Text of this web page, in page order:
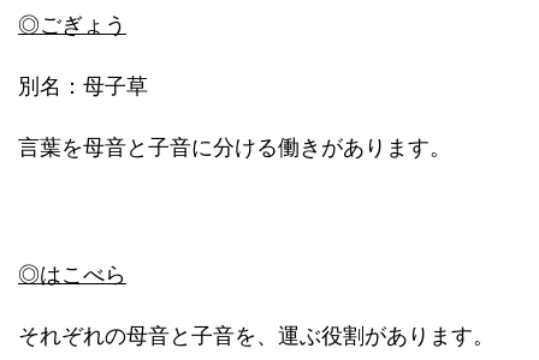
◎ごぎょう
別名：母子草
言葉を母音と子音に分ける働きがあります。
◎はこべら
それぞれの母音と子音を、運ぶ役割があります。